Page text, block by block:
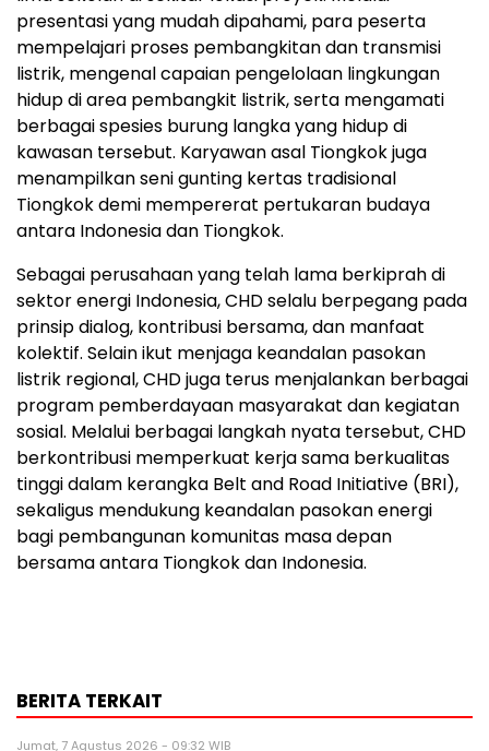
presentasi yang mudah dipahami, para peserta
mempelajari proses pembangkitan dan transmisi
listrik, mengenal capaian pengelolaan lingkungan
hidup di area pembangkit listrik, serta mengamati
berbagai spesies burung langka yang hidup di
kawasan tersebut. Karyawan asal Tiongkok juga
menampilkan seni gunting kertas tradisional
Tiongkok demi mempererat pertukaran budaya
antara Indonesia dan Tiongkok.
Sebagai perusahaan yang telah lama berkiprah di
sektor energi Indonesia, CHD selalu berpegang pada
prinsip dialog, kontribusi bersama, dan manfaat
kolektif. Selain ikut menjaga keandalan pasokan
listrik regional, CHD juga terus menjalankan berbagai
program pemberdayaan masyarakat dan kegiatan
sosial. Melalui berbagai langkah nyata tersebut, CHD
berkontribusi memperkuat kerja sama berkualitas
tinggi dalam kerangka Belt and Road Initiative (BRI),
sekaligus mendukung keandalan pasokan energi
bagi pembangunan komunitas masa depan
bersama antara Tiongkok dan Indonesia.
BERITA TERKAIT
Jumat, 7 Agustus 2026 - 09:32 WIB